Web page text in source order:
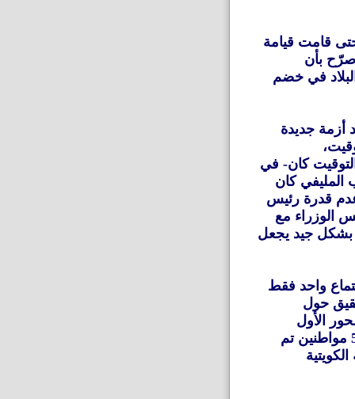
قامت قيامة
بأن
في خضم
أزمة جديدة
كان- في
المليفي كان
قدرة رئيس
الوزراء مع
بشكل جيد يجعل
واحد فقط
حول
الأول
بالاستجواب»، وسحب الجنسية الكويتية من 5 مواطنين تم